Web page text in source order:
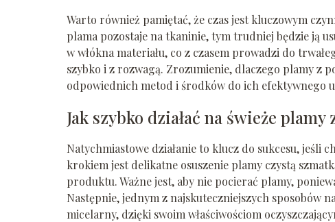
Warto również pamiętać, że czas jest kluczowym
plama pozostaje na tkaninie, tym trudniej będzie ją
w włókna materiału, co z czasem prowadzi do
szybko i z rozwagą. Zrozumienie, dlaczego plamy z
odpowiednich metod i środków do ich efektywnego
Jak szybko działać na świeże plamy
Natychmiastowe działanie to klucz do sukcesu, jeśli
krokiem jest delikatne osuszenie plamy czystą
produktu. Ważne jest, aby nie pocierać plamy,
Następnie, jednym z najskuteczniejszych sposobów
micelarny, dzięki swoim właściwościom